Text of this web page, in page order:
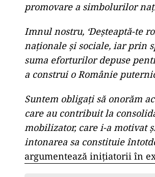
promovare a simbolurilor
Imnul nostru, ‘Deşteaptă-te
naţionale şi sociale, iar prin
suma eforturilor depuse
a construi o Românie
Suntem obligaţi să onorăm
care au contribuit la
mobilizator, care i-a motivat
intonarea sa constituie
argumentează iniţiatorii în